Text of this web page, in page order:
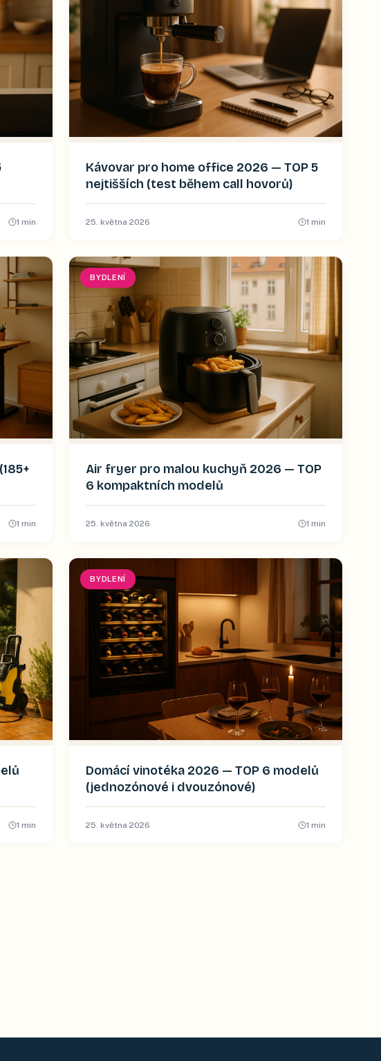
1 min
Kávovar pro home office 2026 — TOP 5
nejtišších (test během call hovorů)
25. května 2026 1 min
1 min
BYDLENÍ
Air fryer pro malou kuchyň 2026 — TOP
6 kompaktních modelů
25. května 2026 1 min
1 min
BYDLENÍ
Domácí vinotéka 2026 — TOP 6 modelů
(jednozónové i dvouzónové)
25. května 2026 1 min